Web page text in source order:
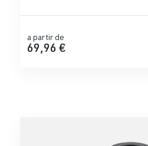
a partir de
69,96 €